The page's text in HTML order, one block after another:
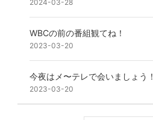
2024-03-28
WBCの前の番組観てね！
2023-03-20
今夜はメ〜テレで会いましょう！
2023-03-20